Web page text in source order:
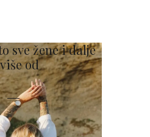
sve žene i dalje
od